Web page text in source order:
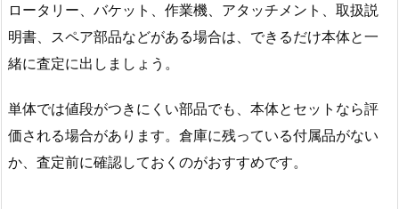
ロータリー、バケット、作業機、アタッチメント、取扱説
明書、スペア部品などがある場合は、できるだけ本体と一
緒に査定に出しましょう。
単体では値段がつきにくい部品でも、本体とセットなら評
価される場合があります。倉庫に残っている付属品がない
か、査定前に確認しておくのがおすすめです。